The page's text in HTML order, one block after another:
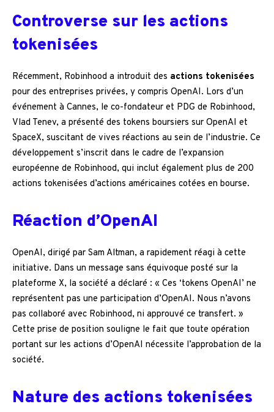
Controverse sur les actions
tokenisées
Récemment, Robinhood a introduit des actions tokenisées
pour des entreprises privées, y compris OpenAI. Lors d’un
événement à Cannes, le co-fondateur et PDG de Robinhood,
Vlad Tenev, a présenté des tokens boursiers sur OpenAI et
SpaceX, suscitant de vives réactions au sein de l’industrie. Ce
développement s’inscrit dans le cadre de l’expansion
européenne de Robinhood, qui inclut également plus de 200
actions tokenisées d’actions américaines cotées en bourse.
Réaction d’OpenAI
OpenAI, dirigé par Sam Altman, a rapidement réagi à cette
initiative. Dans un message sans équivoque posté sur la
plateforme X, la société a déclaré : « Ces ‘tokens OpenAI’ ne
représentent pas une participation d’OpenAI. Nous n’avons
pas collaboré avec Robinhood, ni approuvé ce transfert. »
Cette prise de position souligne le fait que toute opération
portant sur les actions d’OpenAI nécessite l’approbation de la
société.
Nature des actions tokenisées